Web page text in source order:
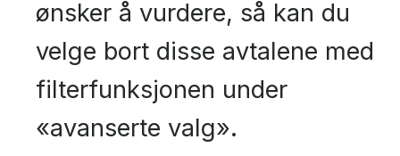
ønsker å vurdere, så kan du
velge bort disse avtalene med
filterfunksjonen under
«avanserte valg».